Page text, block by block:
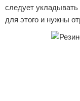
следует укладывать
для этого и нужны